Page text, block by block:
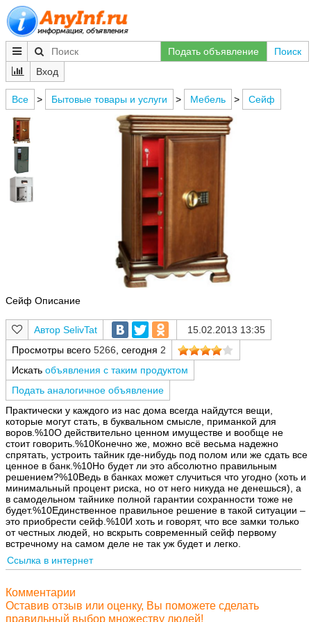
Подать объявление
Поиск
Вход
Все > Бытовые товары и услуги > Мебель > Сейф
Сейф Описание
SelivTat
15.02.2013 13:35
Просмотры всего 5266 , сегодня 2
Искать объявления с таким продуктом
Подать аналогичное объявление
Практически у каждого из нас дома всегда найдутся вещи,
которые могут стать, в буквальном смысле, приманкой для
воров.%10О действительно ценном имуществе и вообще не
стоит говорить.%10Конечно же, можно всё весьма надежно
спрятать, устроить тайник где-нибудь под полом или же сдать все
ценное в банк.%10Но будет ли это абсолютно правильным
решением?%10Ведь в банках может случиться что угодно (хоть и
минимальный процент риска, но от него никуда не денешься), а
в самодельном тайнике полной гарантии сохранности тоже не
будет.%10Единственное правильное решение в такой ситуации –
это приобрести сейф.%10И хоть и говорят, что все замки только
от честных людей, но вскрыть современный сейф первому
встречному на самом деле не так уж будет и легко.
Ссылка в интернет
Комментарии
Оставив отзыв или оценку, Вы поможете сделать
правильный выбор множеству людей!